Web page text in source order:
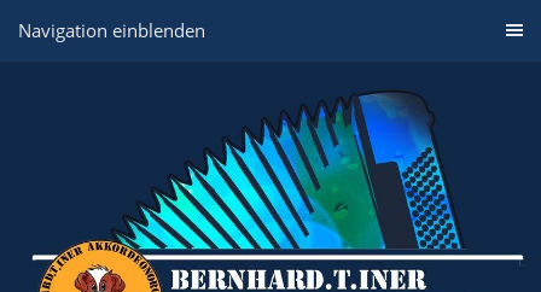
Navigation einblenden